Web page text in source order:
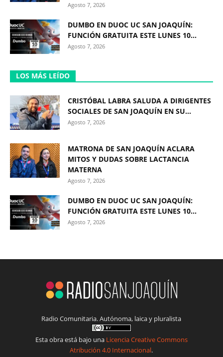
Agosto 7, 2026
DUMBO EN DUOC UC SAN JOAQUÍN:
FUNCIÓN GRATUITA ESTE LUNES 10...
Agosto 7, 2026
LOS MÁS LEÍDO
CRISTÓBAL LABRA SALUDA A DIRIGENTES
SOCIALES DE SAN JOAQUÍN EN SU...
Agosto 7, 2026
MATRONA DE SAN JOAQUÍN ACLARA
MITOS Y DUDAS SOBRE LACTANCIA
MATERNA
Agosto 7, 2026
DUMBO EN DUOC UC SAN JOAQUÍN:
FUNCIÓN GRATUITA ESTE LUNES 10...
Agosto 7, 2026
Radio Comunitaria. Autónoma, laica y pluralista
Esta obra está bajo una Licencia Creative Commons
Atribución 4.0 Internacional.